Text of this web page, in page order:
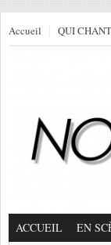
Accueil QUI
ACCUEIL EN